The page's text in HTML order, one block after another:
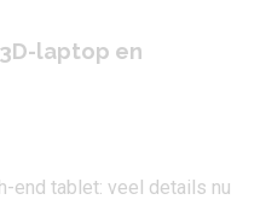
laptop en